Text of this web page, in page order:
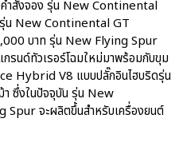
After Sale สู่ Porsche Ownership
Experience แบบครบวงจร ผ่าน
แคมเปญ Cayenne Service Clinic
เบนท์ลีย์ มอเตอร์ส ตีความ
‘Bentley Diamond’ ใหม่ ดีไซน์
ระดับซิกเนเจอร์ในยนตรกรรม
EV รุ่นแรก พร้อมเปิดตัวกันยายน
คำสั่งจอง รุ่น New Continental
น New Continental GT
บาท รุ่น New Flying Spur
รนด์ทัวเรอร์โฉมใหม่มาพร้อมกับขุม
Hybrid V8 แบบปลั๊กอินไฮบริดรุ่น
ซึ่งในปัจจุบัน รุ่น New
จะผลิตขึ้นสำหรับเครื่องยนต์